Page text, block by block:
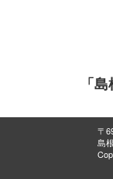
「
〒
島